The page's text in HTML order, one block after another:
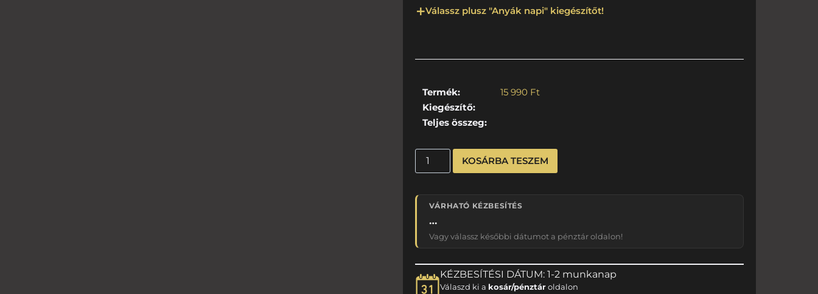
Válassz plusz "Anyák napi" kiegészítőt!
Termék: 15 990 Ft
Kiegészítő:
Teljes összeg:
KOSÁRBA TESZEM
VÁRHATÓ KÉZBESÍTÉS
…
Vagy válassz későbbi dátumot a pénztár oldalon!
KÉZBESÍTÉSI DÁTUM: 1-2 munkanap
Válaszd ki a kosár/pénztároldalon